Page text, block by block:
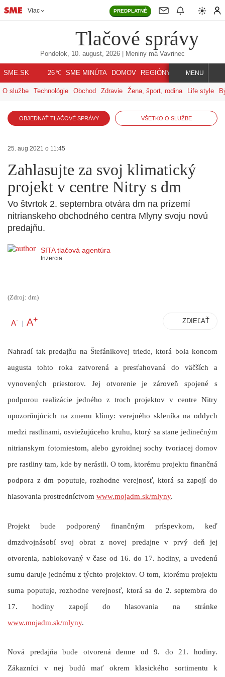
Viac PREDPLATNÉ
Tlačové správy
Pondelok, 10. august, 2026 | Meniny má Vavrinec
SME.SK 26℃ SME MINÚTA DOMOV REGIÓNY INDEX SVET
MENU
O službe Technológie Obchod Zdravie Žena, šport, rodina Life style
OBJEDNAŤ TLAČOVÉ SPRÁVY VŠETKO O SLUŽBE
25. aug 2021 o 11:45
Zahlasujte za svoj klimatický
projekt v centre Nitry s dm
Vo štvrtok 2. septembra otvára dm na prízemí
nitrianskeho obchodného centra Mlyny svoju novú
predajňu.
SITA tlačová agentúra
Inzercia
(Zdroj: dm)
A- | A+ ZDIEĽAŤ
Nahradí tak predajňu na Štefánikovej triede, ktorá bola koncom
augusta tohto roka zatvorená a presťahovaná do väčších a
vynovených priestorov. Jej otvorenie je zároveň spojené s
podporou realizácie jedného z troch projektov v centre Nitry
upozorňujúcich na zmenu klímy: verejného skleníka na oddych
medzi rastlinami, osviežujúceho kruhu, ktorý sa stane jedinečným
nitrianskym fotomiestom, alebo gyroidnej sochy tvoriacej domov
pre rastliny tam, kde by nerástli. O tom, ktorému projektu finančná
podpora z dm poputuje, rozhodne verejnosť, ktorá sa zapojí do
hlasovania prostredníctvom www.mojadm.sk/mlyny.
Projekt bude podporený finančným príspevkom, keď
dmzdvojnásobísvoj obrat z novej predajne v prvý deň jej
otvorenia, nablokovaný v čase od 16. do 17. hodiny, a uvedenú
sumu daruje jednému z týchto projektov. O tom, ktorému projektu
suma poputuje, rozhodne verejnosť, ktorá sa do 2. septembra do
17. hodiny zapojí do hlasovania na stránke
www.mojadm.sk/mlyny.
Nová predajňa bude otvorená denne od 9. do 21. hodiny.
Zákazníci v nej budú mať okrem klasického sortimentu k